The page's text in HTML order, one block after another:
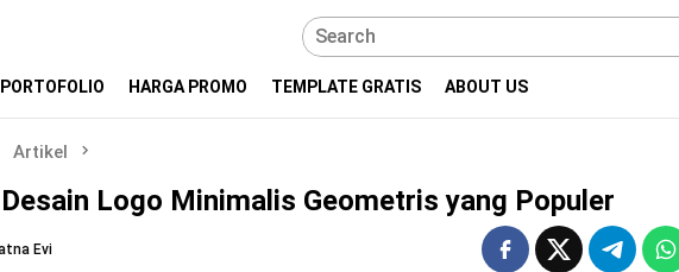
PORTOFOLIO HARGA PROMO TEMPLATE GRATIS ABOUT US
Artikel
Logo Minimalis Geometris yang Populer
Evi